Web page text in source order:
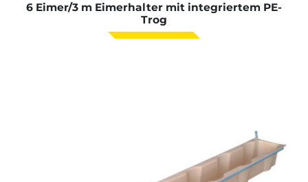
6 Eimer/3 m Eimerhalter mit integriertem PE-
Trog